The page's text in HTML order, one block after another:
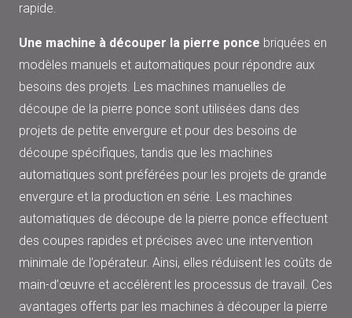
rapide.
Une machine à découper la pierre ponce briquées en
modèles manuels et automatiques pour répondre aux
besoins des projets. Les machines manuelles de
découpe de la pierre ponce sont utilisées dans des
projets de petite envergure et pour des besoins de
découpe spécifiques, tandis que les machines
automatiques sont préférées pour les projets de grande
envergure et la production en série. Les machines
automatiques de découpe de la pierre ponce effectuent
des coupes rapides et précises avec une intervention
minimale de l’opérateur. Ainsi, elles réduisent les coûts de
main-d’œuvre et accélèrent les processus de travail. Ces
avantages offerts par les machines à découper la pierre